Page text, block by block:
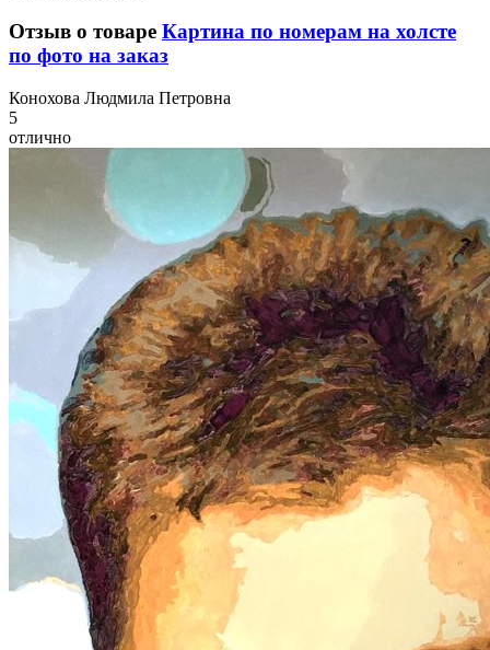
Отзыв о товаре Картина по номерам на холсте
по фото на заказ
Конохова Людмила Петровна
5
отлично